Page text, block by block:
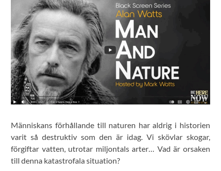
Människans förhållande till naturen har aldrig i historien
varit så destruktiv som den är idag. Vi skövlar skogar,
förgiftar vatten, utrotar miljontals arter… Vad är orsaken
till denna katastrofala situation?